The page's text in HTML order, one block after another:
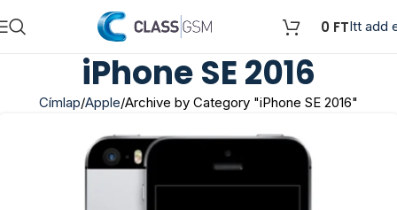
0 FTItt add
iPhone SE 2016
Címlap Apple Archive by Category "iPhone SE 2016"